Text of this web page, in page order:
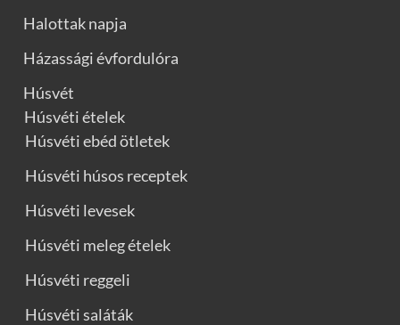
Halottak napja
Házassági évfordulóra
Húsvét
Húsvéti ételek
Húsvéti ebéd ötletek
Húsvéti húsos receptek
Húsvéti levesek
Húsvéti meleg ételek
Húsvéti reggeli
Húsvéti saláták